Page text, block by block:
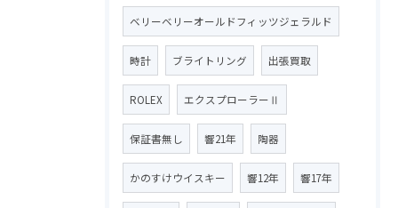
ベリーベリーオールドフィッツジェラルド
時計 ブライトリング 出張買取
ROLEX エクスプローラーⅡ
保証書無し 響21年 陶器
かのすけウイスキー 響12年 響17年